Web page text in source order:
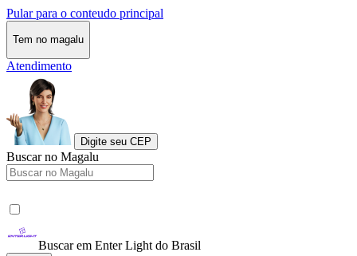
Pular para o conteudo principal
Tem no magalu
Atendimento
Digite seu CEP
Buscar no Magalu
Buscar em Enter Light do Brasil